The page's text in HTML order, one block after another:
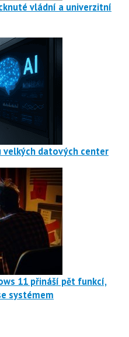
vládní a univerzitní
velkých datových center
11 přináší pět funkcí,
systémem